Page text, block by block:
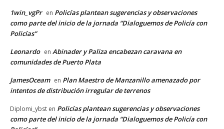
1win_vgPr en Policías plantean sugerencias y observaciones
como parte del inicio de la jornada “Dialoguemos de Policía con
Policías”
Leonardo en Abinader y Paliza encabezan caravana en
comunidades de Puerto Plata
JamesOceam en Plan Maestro de Manzanillo amenazado por
intentos de distribución irregular de terrenos
Diplomi_ybst en Policías plantean sugerencias y observaciones
como parte del inicio de la jornada “Dialoguemos de Policía con